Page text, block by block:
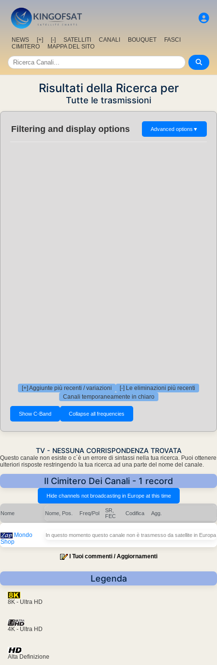
NEWS [+] [-] SATELLITI CANALI BOUQUET
FASCI
CIMITERO
MAPPA DEL SITO
Risultati della Ricerca per
Tutte le trasmissioni
Filtering and display options Advanced options ▼
[+] Aggiunte più recenti / variazioni
[-] Le eliminazioni più recenti
Canali temporaneamente in chiaro
TV - NESSUNA CORRISPONDENZA TROVATA
Questo canale non esiste o c´è un errore di sintassi nella tua ricerca. Puoi ottenere
ulteriori risposte restringendo la tua ricerca ad una parte del nome del canale.
Il Cimitero Dei Canali - 1 record
Nome Nome, Pos. Freq/Pol
SR,
FEC
Codifica Agg.
Mondo
Shop
In questo momento questo canale non è trasmesso da satellite in Europa
I Tuoi commenti / Aggiornamenti
Legenda
8K - Ultra HD
4K - Ultra HD
Alta Definizione